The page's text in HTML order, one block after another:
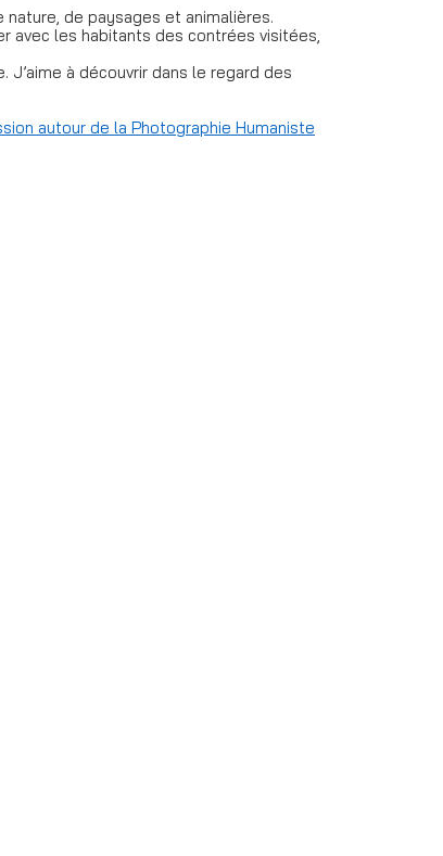
de paysages et animalières.
avec les habitants des contrées visitées,
à découvrir dans le regard des
autour de la Photographie Humaniste